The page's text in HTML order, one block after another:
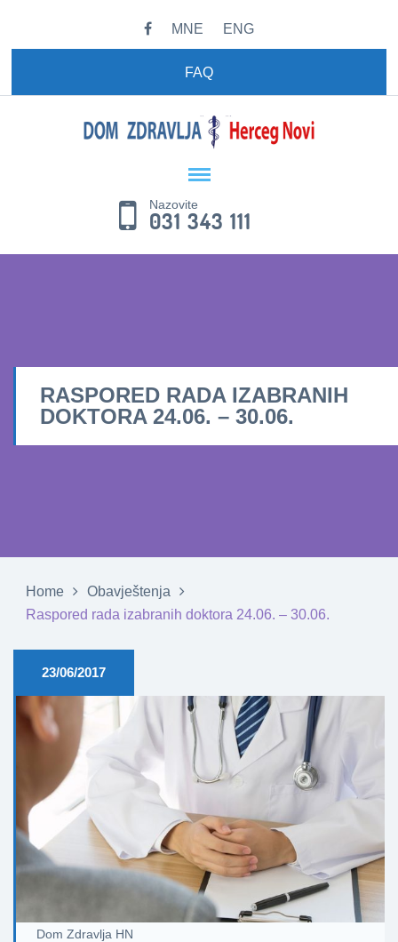
MNE ENG
FAQ
Nazovite
031 343 111
RASPORED RADA IZABRANIH
DOKTORA 24.06. – 30.06.
Home
Obavještenja
Raspored rada izabranih doktora 24.06. – 30.06.
23/06/2017
Dom Zdravlja HN